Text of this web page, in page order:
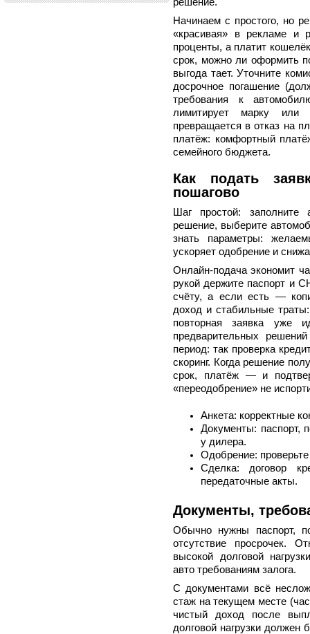
Начинаем с простого, но
«красивая» в рекламе и
проценты, а платит
срок, можно ли оформить
выгода тает. Уточните
досрочное погашение
требования к
лимитирует марку или
превращается в отказ на
платёж: комфортный
семейного бюджета.
Как подать
пошагово
Шаг простой: заполните
решение, выберите
знать параметры:
ускоряет одобрение и
Онлайн-подача экономит
рукой держите паспорт и
счёту, а если есть —
доход и стабильные
повторная заявка уже
предварительных
период: так проверка
скоринг. Когда решение
срок, платёж — и
«переодобрение» не
Анкета: корректные
Документы: паспорт,
у дилера.
Одобрение:
Сделка: договор
передаточные акты.
Документы,
Обычно нужны паспорт,
отсутствие просрочек.
высокой долговой
авто требованиям залога.
С документами всё
стаж на текущем месте
чистый доход после
долговой нагрузки должен